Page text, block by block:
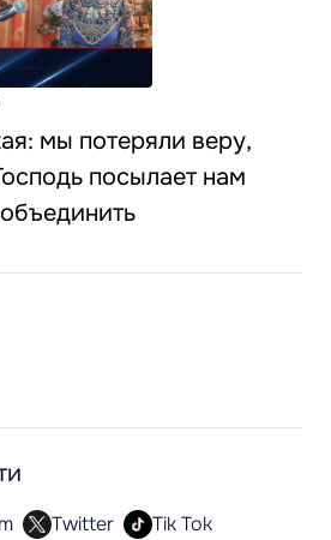
мы потеряли веру,
посылает нам
Twitter
Tik Tok